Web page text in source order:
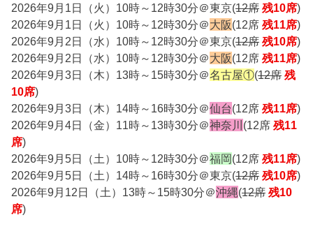
2026年9月1日（火）10時～12時30分＠東京(12席 残10席)
2026年9月1日（火）10時～12時30分＠大阪(12席 残11席)
2026年9月2日（水）10時～12時30分＠東京(12席 残10席)
2026年9月2日（水）10時～12時30分＠大阪(12席 残11席)
2026年9月3日（木）13時～15時30分＠名古屋①(12席 残
10席)
2026年9月3日（木）14時～16時30分＠仙台(12席 残11席)
2026年9月4日（金）11時～13時30分＠神奈川 (12席 残11
席)
2026年9月5日（土）10時～12時30分＠福岡(12席 残11席)
2026年9月5日（土）14時～16時30分＠東京(12席 残10席)
2026年9月12日（土）13時～15時30分＠沖縄(12席 残10
席)